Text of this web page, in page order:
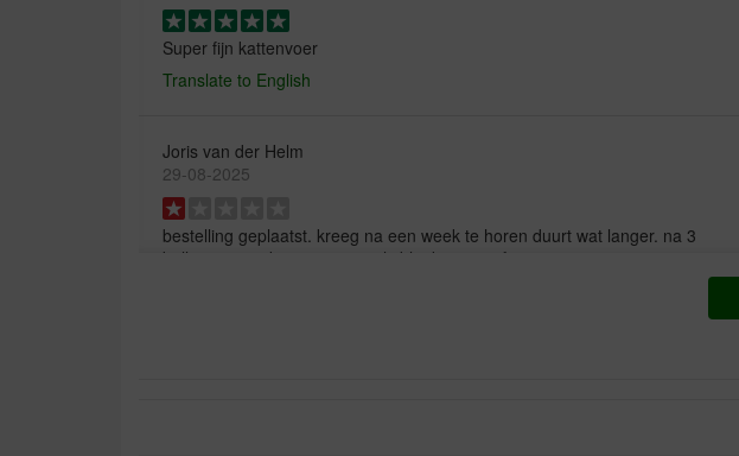
Super fijn kattenvoer
Translate to English
Joris van der Helm
29-08-2025
bestelling geplaatst. kreeg na een week te horen duurt wat langer. na 3
belletjes, 3 weken en wat mails bleek er “iets fout” te zijn gegaan. zou zsm
opgestuurd worden. duurde alsnog weer 3 dagen. laatste keer dat ik bestel